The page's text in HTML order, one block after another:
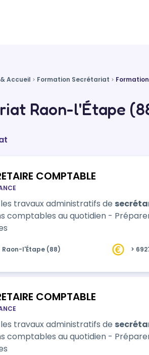
Accueil Formation Secrétariat
Raon-l'Étape
COMPTABLE
travaux administratifs de
comptables au quotidien -
Raon-l'Étape (88) >
COMPTABLE
travaux administratifs de
comptables au quotidien -